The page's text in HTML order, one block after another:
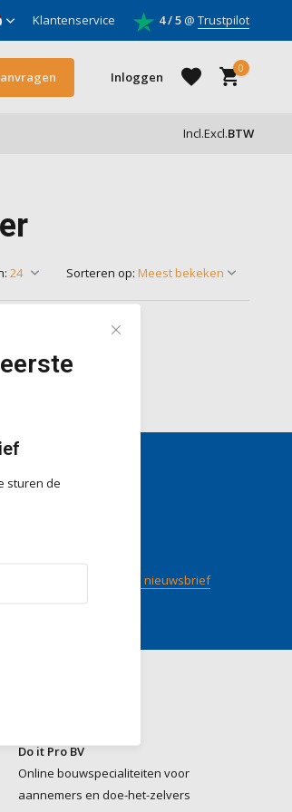
Klantenservice 4 / 5@ Trustpilot
Inloggen
0
Incl.Excl.BTW
Sorteren op:
Meld je aan voor onze nieuwsbrief
Do it Pro BV
Online bouwspecialiteiten voor
aannemers en doe-het-zelvers
sturen de